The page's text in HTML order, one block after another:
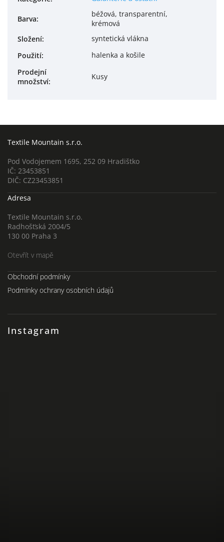
Barva:
béžová, transparentní,
krémová
Složení:
syntetická vlákna
Použití:
halenka a košile
Prodejní
množství:
Kusy
Textile Mountain s.r.o.
Pod Vodojemem 1695, 252 09 Hradištko
IČ: 23453851
DIČ: CZ23453851
Adresa
Textile Mountain s.r.o.
Radhošťská 2004/5
130 00 Praha 3
Otevřít v mapě
Instagram
Obchodní podmínky
Podmínky ochrany osobních údajů